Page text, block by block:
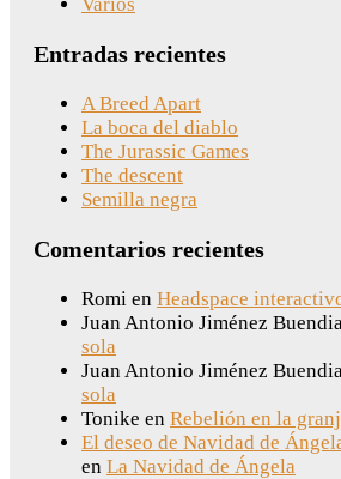
Varios
Entradas recientes
A Breed Apart
La boca del diablo
The Jurassic Games
The descent
Semilla negra
Comentarios recientes
Romi en Headspace
Juan Antonio Jiménez
sola
Juan Antonio Jiménez
sola
Tonike en Rebelión en la
El deseo de Navidad de
en La Navidad de Ángela